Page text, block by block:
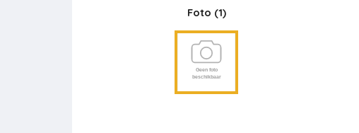
Foto (1)